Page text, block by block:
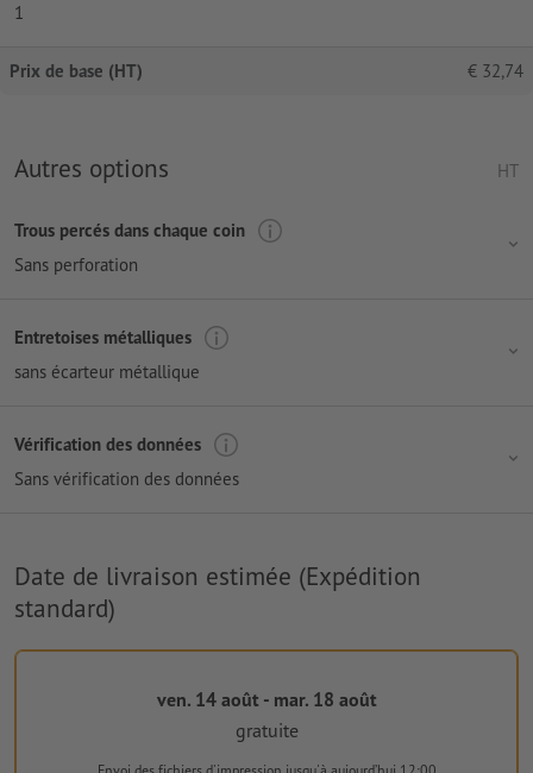
1
Prix de base (HT) € 32,74
Autres options HT
Trous percés dans chaque coin
Sans perforation
Entretoises métalliques
sans écarteur métallique
Vérification des données
Sans vérification des données
Date de livraison estimée (Expédition
standard)
ven. 14 août - mar. 18 août
gratuite